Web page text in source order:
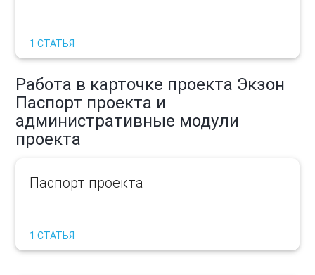
1 СТАТЬЯ
Работа в карточке проекта Экзон
Паспорт проекта и
административные модули
проекта
Паспорт проекта
1 СТАТЬЯ